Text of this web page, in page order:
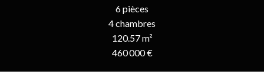
6 pièces
4 chambres
120.57 m²
460 000 €